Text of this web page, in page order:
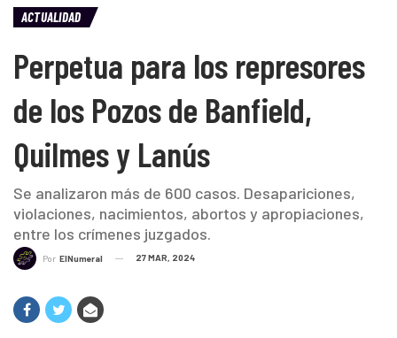
ACTUALIDAD
Perpetua para los represores
de los Pozos de Banfield,
Quilmes y Lanús
Se analizaron más de 600 casos. Desapariciones,
violaciones, nacimientos, abortos y apropiaciones,
entre los crímenes juzgados.
Por ElNumeral 27 MAR, 2024